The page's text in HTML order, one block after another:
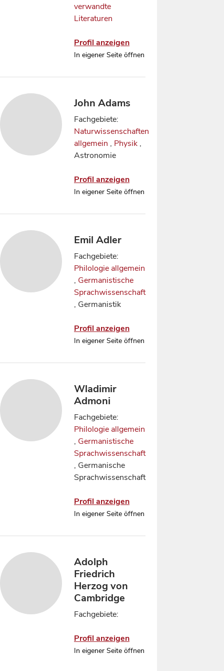
verwandte
Literaturen
Profil anzeigen
In eigener Seite öffnen
John Adams
Fachgebiete:
Naturwissenschaften
allgemein , Physik ,
Astronomie
Profil anzeigen
In eigener Seite öffnen
Emil Adler
Fachgebiete:
Philologie allgemein
, Germanistische
Sprachwissenschaft
, Germanistik
Profil anzeigen
In eigener Seite öffnen
Wladimir
Admoni
Fachgebiete:
Philologie allgemein
, Germanistische
Sprachwissenschaft
, Germanische
Sprachwissenschaft
Profil anzeigen
In eigener Seite öffnen
Adolph
Friedrich
Herzog von
Cambridge
Fachgebiete:
Profil anzeigen
In eigener Seite öffnen